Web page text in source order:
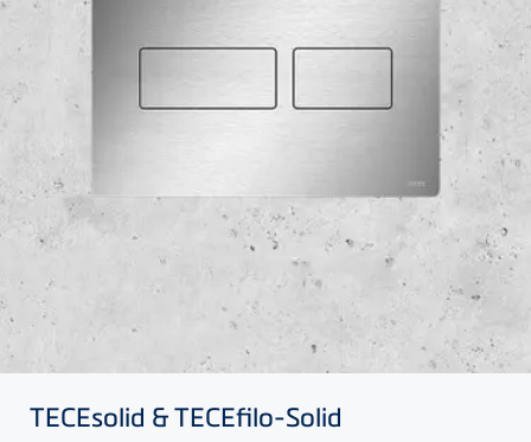
TECEsolid &TECEfilo-Solid